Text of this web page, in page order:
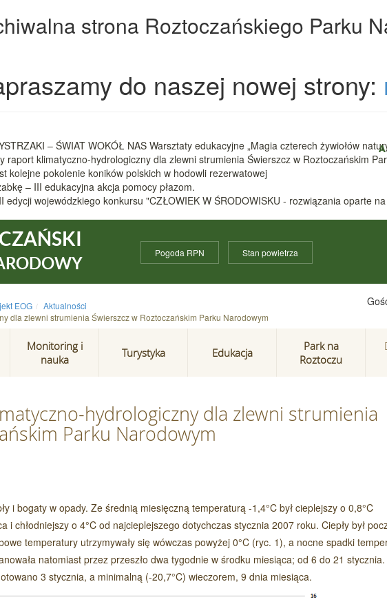
strona Roztoczańskiego Parku
do naszej nowej strony:
– ŚWIAT WOKÓŁ NAS Warsztaty edukacyjne „Magia czterech żywiołów
raport klimatyczno-hydrologiczny dla zlewni strumienia Świerszcz w Roztoczańskim
kolejne pokolenie koników polskich w hodowli rezerwatowej
– III edukacyjna akcja pomocy płazom.
edycji wojewódzkiego konkursu "CZŁOWIEK W ŚRODOWISKU - rozwiązania oparte
A
Pogoda RPN Stan powietrza
EOG
Aktualności
dla zlewni strumienia Świerszcz w Roztoczańskim Parku Narodowym
Monitoring i
nauka
Turystyka Edukacja
Park na
Roztoczu
hydrologiczny dla zlewni strumienia
Parku Narodowym
i bogaty w opady. Ze średnią miesięczną temperaturą -1,4°C był cieplejszy o 0,8°C
i chłodniejszy o 4°C od najcieplejszego dotychczas stycznia 2007 roku. Ciepły był
temperatury utrzymywały się wówczas powyżej 0°C (ryc. 1), a nocne spadki
natomiast przez przeszło dwa tygodnie w środku miesiąca; od 6 do 21 stycznia.
3 stycznia, a minimalną (-20,7°C) wieczorem, 9 dnia miesiąca.